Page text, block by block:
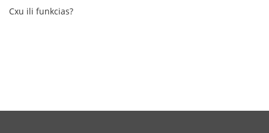
Cxu ili funkcias?